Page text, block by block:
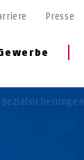
Presse